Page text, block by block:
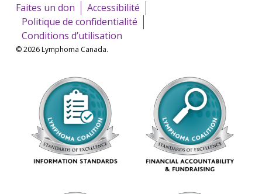
Faites un don
Accessibilité
Politique de confidentialité
Conditions d’utilisation
© 2026 Lymphoma Canada.